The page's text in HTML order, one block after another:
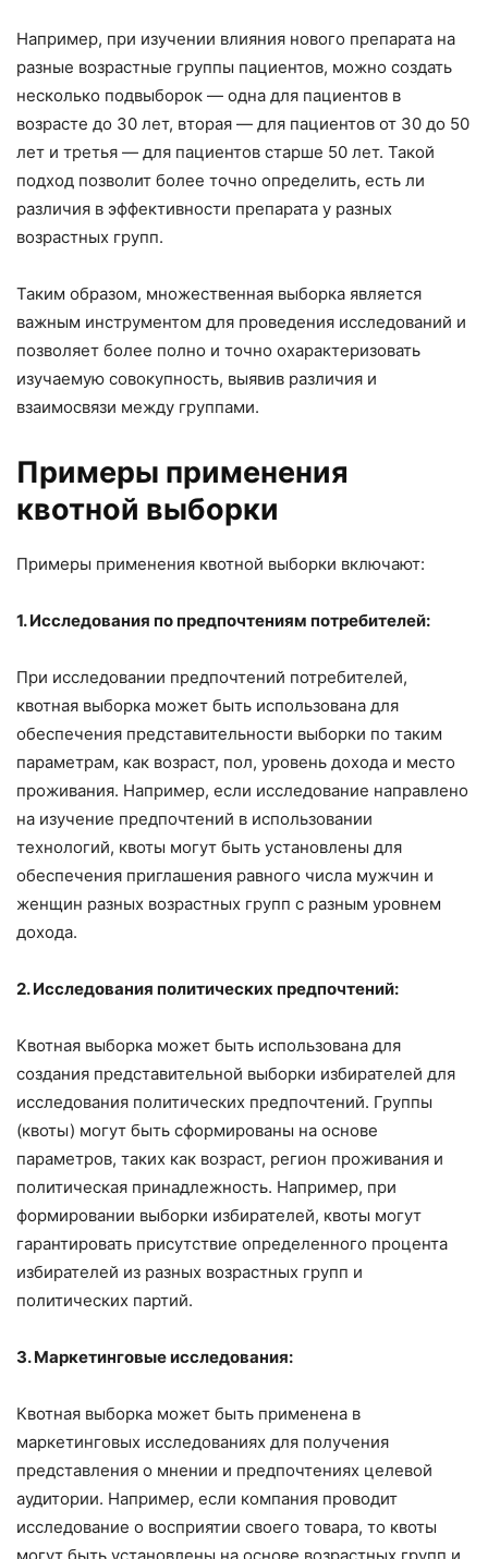
Например, при изучении влияния нового препарата на
разные возрастные группы пациентов, можно создать
несколько подвыборок — одна для пациентов в
возрасте до 30 лет, вторая — для пациентов от 30 до 50
лет и третья — для пациентов старше 50 лет. Такой
подход позволит более точно определить, есть ли
различия в эффективности препарата у разных
возрастных групп.
Таким образом, множественная выборка является
важным инструментом для проведения исследований и
позволяет более полно и точно охарактеризовать
изучаемую совокупность, выявив различия и
взаимосвязи между группами.
Примеры применения
квотной выборки
Примеры применения квотной выборки включают:
1. Исследования по предпочтениям потребителей:
При исследовании предпочтений потребителей,
квотная выборка может быть использована для
обеспечения представительности выборки по таким
параметрам, как возраст, пол, уровень дохода и место
проживания. Например, если исследование направлено
на изучение предпочтений в использовании
технологий, квоты могут быть установлены для
обеспечения приглашения равного числа мужчин и
женщин разных возрастных групп с разным уровнем
дохода.
2. Исследования политических предпочтений:
Квотная выборка может быть использована для
создания представительной выборки избирателей для
исследования политических предпочтений. Группы
(квоты) могут быть сформированы на основе
параметров, таких как возраст, регион проживания и
политическая принадлежность. Например, при
формировании выборки избирателей, квоты могут
гарантировать присутствие определенного процента
избирателей из разных возрастных групп и
политических партий.
3. Маркетинговые исследования:
Квотная выборка может быть применена в
маркетинговых исследованиях для получения
представления о мнении и предпочтениях целевой
аудитории. Например, если компания проводит
исследование о восприятии своего товара, то квоты